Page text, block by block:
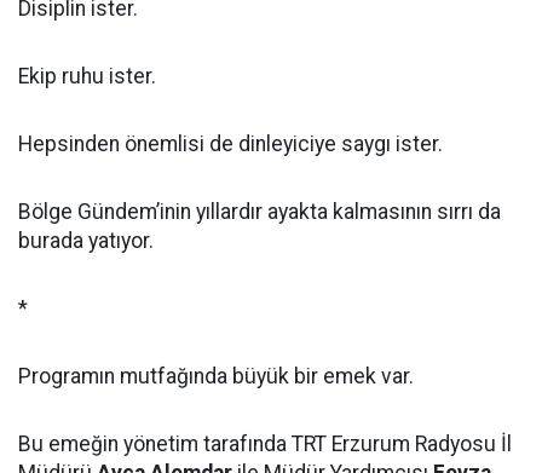
Disiplin ister.
Ekip ruhu ister.
Hepsinden önemlisi de dinleyiciye saygı ister.
Bölge Gündem’inin yıllardır ayakta kalmasının sırrı da
burada yatıyor.
*
Programın mutfağında büyük bir emek var.
Bu emeğin yönetim tarafında TRT Erzurum Radyosu İl